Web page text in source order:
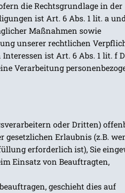
die Rechtsgrundlage in der
ist Art. 6 Abs. 1 lit. a
Maßnahmen sowie
unserer rechtlichen
ist Art. 6 Abs. 1 lit. f
Verarbeitung
oder Dritten)
Erlaubnis (z.B.
erforderlich ist), Sie
Einsatz von Beauftragten,
geschieht dies auf